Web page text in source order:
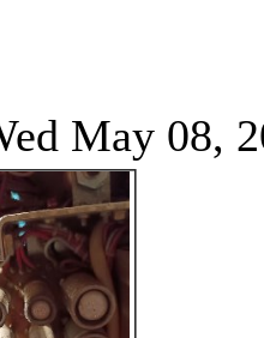
May 08,